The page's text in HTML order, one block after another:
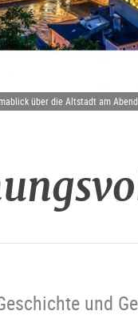
über die Altstadt am
und